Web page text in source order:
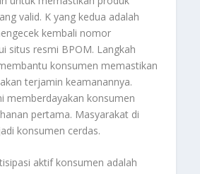
valid. K yang kedua adalah
kembali nomor
situs resmi BPOM. Langkah
konsumen memastikan
terjamin keamanannya.
memberdayakan konsumen
pertama. Masyarakat di
konsumen cerdas.
aktif konsumen adalah